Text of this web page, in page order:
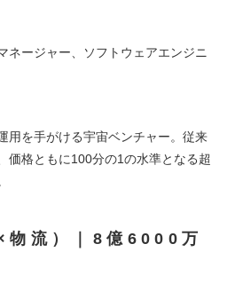
ネージャー、ソフトウェアエンジニ
用を手がける宇宙ベンチャー。従来
価格ともに100分の1の水準となる超
物流）｜8億6000万